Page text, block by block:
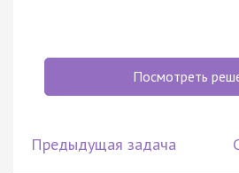
Посмотреть
Предыдущая задача